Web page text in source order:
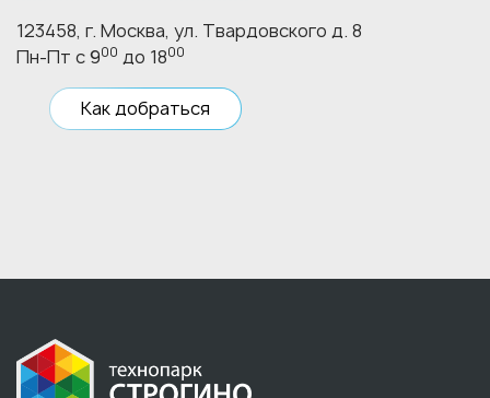
123458, г. Москва, ул. Твардовского д. 8
Пн-Пт с 900 до 1800
Как добраться